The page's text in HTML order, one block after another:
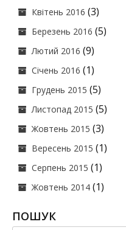
Квітень 2016 (3)
Березень 2016 (5)
Лютий 2016 (9)
Січень 2016 (1)
Грудень 2015 (5)
Листопад 2015 (5)
Жовтень 2015 (3)
Вересень 2015 (1)
Серпень 2015 (1)
Жовтень 2014 (1)
ПОШУК